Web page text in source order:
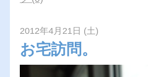
2012年4月21日 (土)
お宅訪問。